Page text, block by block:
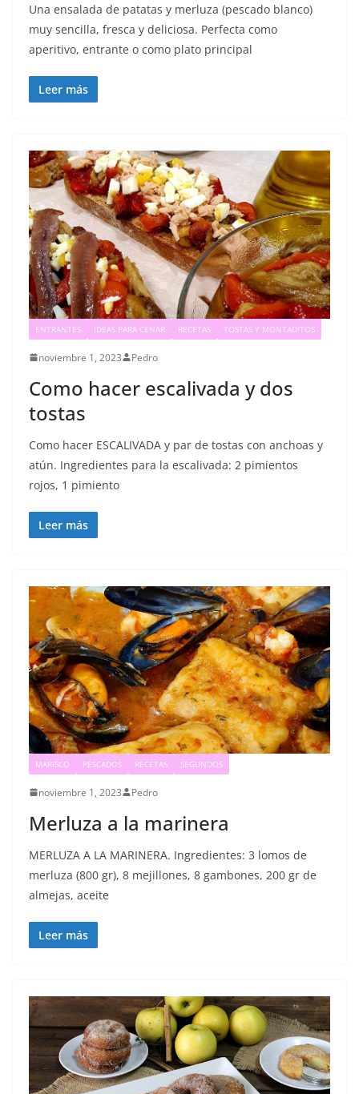
Una ensalada de patatas y merluza (pescado blanco)
muy sencilla, fresca y deliciosa. Perfecta como
aperitivo, entrante o como plato principal
Leer más
ENTRANTES IDEAS PARA CENAR RECETAS TOSTAS Y MONTADITOS
noviembre 1, 2023 Pedro
Como hacer escalivada y dos
tostas
Como hacer ESCALIVADA y par de tostas con anchoas y
atún. Ingredientes para la escalivada: 2 pimientos
rojos, 1 pimiento
Leer más
MARISCO PESCADOS RECETAS SEGUNDOS
noviembre 1, 2023 Pedro
Merluza a la marinera
MERLUZA A LA MARINERA. Ingredientes: 3 lomos de
merluza (800 gr), 8 mejillones, 8 gambones, 200 gr de
almejas, aceite
Leer más